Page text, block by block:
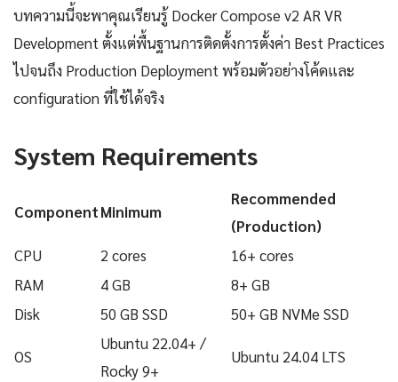
บทความนี้จะพาคุณเรียนรู้ Docker Compose v2 AR VR
Development ตั้งแต่พื้นฐานการติดตั้งการตั้งค่า Best Practices
ไปจนถึง Production Deployment พร้อมตัวอย่างโค้ดและ
configuration ที่ใช้ได้จริง
System Requirements
ComponentMinimum
Recommended
(Production)
CPU
2 cores
16+ cores
RAM
4 GB
8+ GB
Disk
50 GB SSD 50+ GB NVMe SSD
OS
Ubuntu 22.04+ /
Rocky 9+
Ubuntu 24.04 LTS